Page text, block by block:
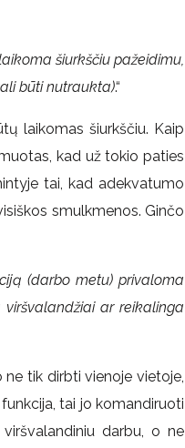
šiurkščiu pažeidimu,
būti nutraukta).“
laikomas šiurkščiu. Kaip
kad už tokio paties
tai, kad adekvatumo
smulkmenos. Ginčo
(darbo metu) privaloma
ar reikalinga
tik dirbti vienoje vietoje,
tai jo komandiruoti
darbu, o ne